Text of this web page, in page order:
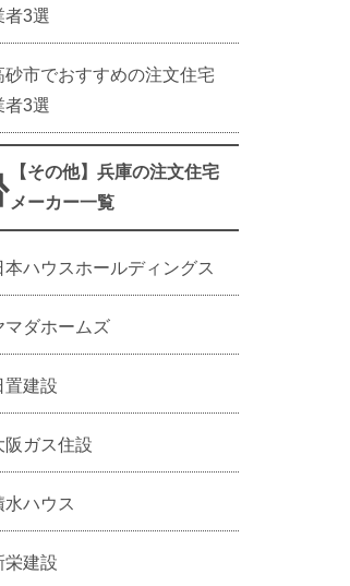
者3選
砂市でおすすめの注文住宅
者3選
【その他】兵庫の注文住宅
メーカー一覧
本ハウスホールディングス
マダホームズ
置建設
阪ガス住設
水ハウス
栄建設